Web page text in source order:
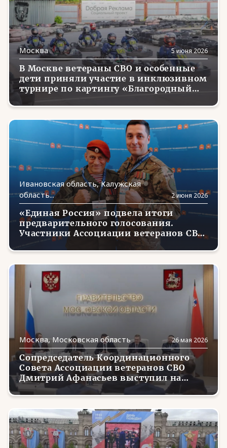
Тыва
Тюменская область(3)
Удмуртия(4)
Ульяновская область(5)
Хабаровский край(13)
Ханты-Мансийский автономный округ —
Югра
Херсонская область(6)
Челябинская область(14)
Чечня(5)
Чувашия
(21)
Чукотский АО(3)
Ярославская область(2)
Москва 5 июня 2026
В Москве ветераны СВО и особенные
дети приняли участие в инклюзивном
турнире по картингу «Благородный
Ивановская область, Калужская
область...
2 июня 2026
«Единая Россия» подвела итоги
предварительного голосования.
Участники Ассоциации ветеранов СВО
- победители голосования.
Москва, Московская область 26 мая 2026
Сопредседатель Координационного
Совета Ассоциации ветеранов СВО
Дмитрий Афанасьев выступил на
заседании Совета при Полномочном
представителе Президента в ЦФО